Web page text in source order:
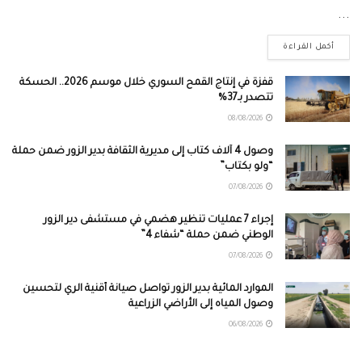
...
أكمل القراءة
قفزة في إنتاج القمح السوري خلال موسم 2026.. الحسكة
تتصدر بـ37%
وصول 4 آلاف كتاب إلى مديرية الثقافة بدير الزور ضمن حملة
“ولو بكتاب”
إجراء 7 عمليات تنظير هضمي في مستشفى دير الزور
الوطني ضمن حملة “شفاء 4”
الموارد المائية بدير الزور تواصل صيانة أقنية الري لتحسين
وصول المياه إلى الأراضي الزراعية